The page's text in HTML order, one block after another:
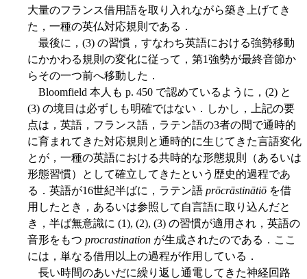
大量のフランス借用語を取り入れながら築き上げてき
た，一種の英仏対応規則である．
最後に，(3) の習慣，すなわち英語における強勢移動
にかかわる規則の変化に従って，第1強勢が最終音節か
らその一つ前へ移動した．
Bloomfield 本人も p. 450 で認めているように，(2) と
(3) の境目は必ずしも明確ではない．しかし，上記の要
点は，英語，フランス語，ラテン語の3者の間で通時的
に育まれてきた対応規則と通時的に生じてきた言語変化
とが，一種の英語における共時的な形態規則（あるいは
形態習慣）として確立してきたという歴史的過程であ
る．英語が16世紀半ばに，ラテン語 prōcrāstinātiō を借
用したとき，あるいは参照して自言語に取り込んだと
き，半ば無意識に (1), (2), (3) の習慣が適用され，英語の
音形をもつ procrastination が生成されたのである．ここ
には，単なる借用以上の過程が作用している．
長い時間のあいだに繰り返し通電してきた神経回路